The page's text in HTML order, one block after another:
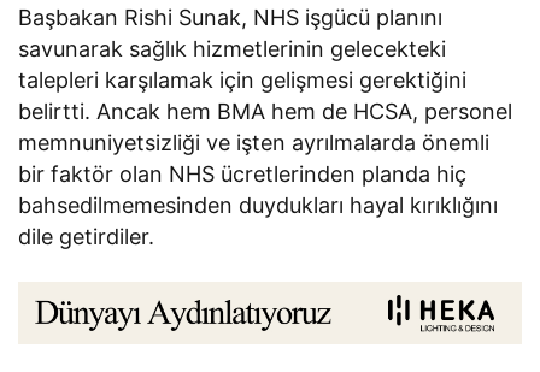
Başbakan Rishi Sunak, NHS işgücü planını
savunarak sağlık hizmetlerinin gelecekteki
talepleri karşılamak için gelişmesi gerektiğini
belirtti. Ancak hem BMA hem de HCSA, personel
memnuniyetsizliği ve işten ayrılmalarda önemli
bir faktör olan NHS ücretlerinden planda hiç
bahsedilmemesinden duydukları hayal kırıklığını
dile getirdiler.